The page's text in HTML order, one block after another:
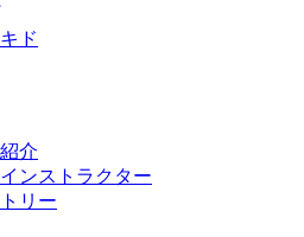
ド
介
ンストラクター
リー